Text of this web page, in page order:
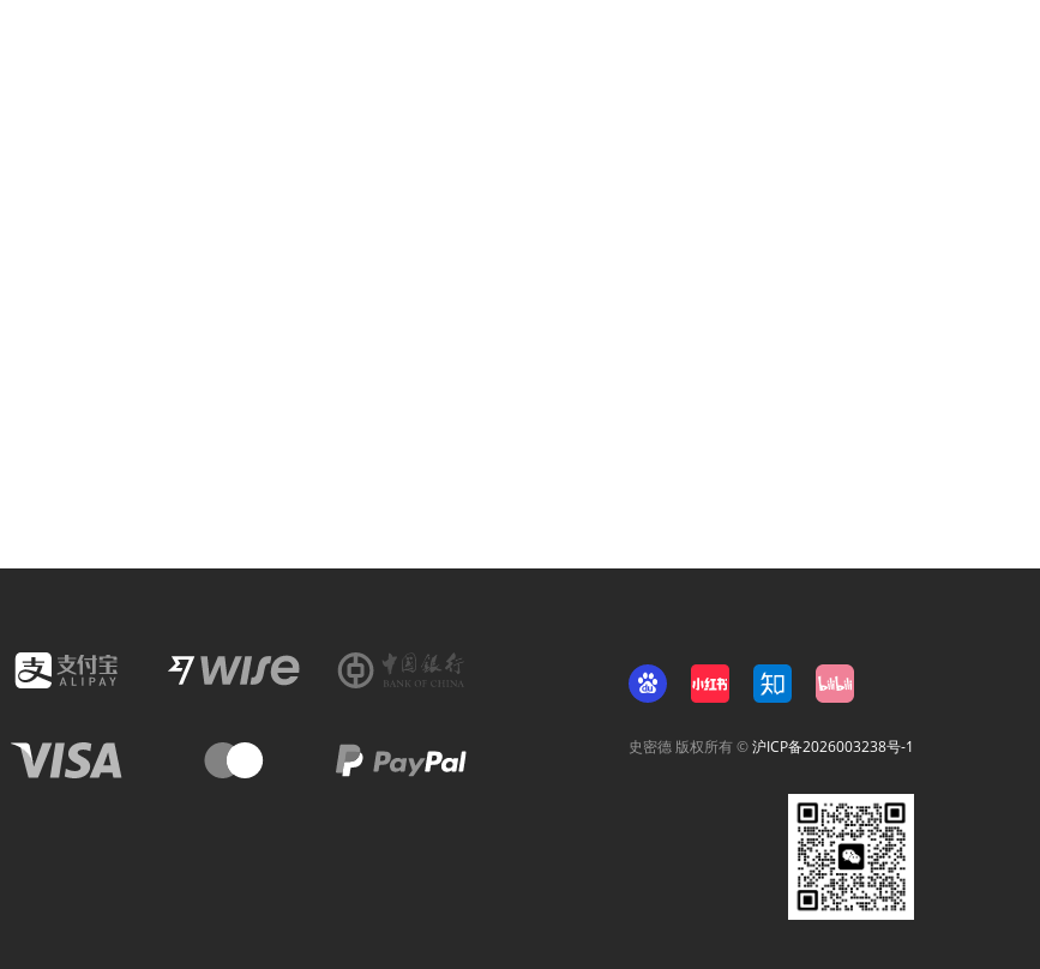
史密德 版权所有 ©沪ICP备2026003238号-1